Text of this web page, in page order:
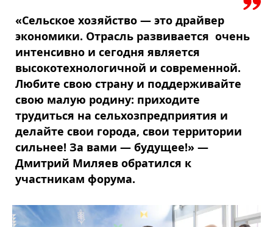
«Сельское хозяйство — это драйвер
экономики. Отрасль развивается очень
интенсивно и сегодня является
высокотехнологичной и современной.
Любите свою страну и поддерживайте
свою малую родину: приходите
трудиться на сельхозпредприятия и
делайте свои города, свои территории
сильнее! За вами — будущее!» —
Дмитрий Миляев обратился к
участникам форума.